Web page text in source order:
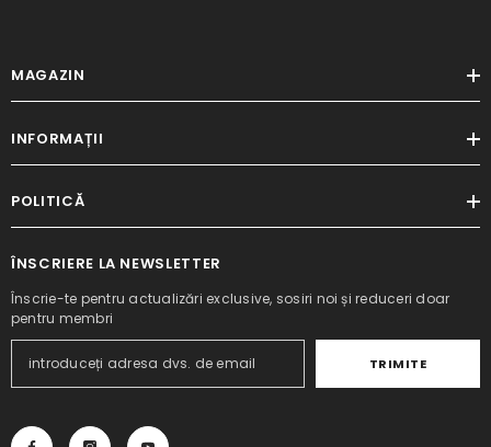
MAGAZIN
INFORMAȚII
POLITICĂ
ÎNSCRIERE LA NEWSLETTER
Înscrie-te pentru actualizări exclusive, sosiri noi și reduceri doar
pentru membri
TRIMITE